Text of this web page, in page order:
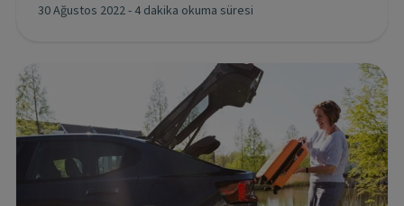
30 Ağustos 2022- 4 dakika okuma süresi